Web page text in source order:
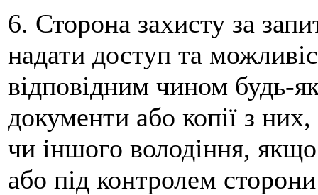
6. Сторона захисту за
надати доступ та
відповідним чином будь-
документи або копії з
чи іншого володіння,
або під контролем